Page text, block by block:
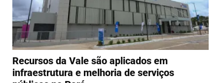
Recursos da Vale são aplicados em
infraestrutura e melhoria de serviços